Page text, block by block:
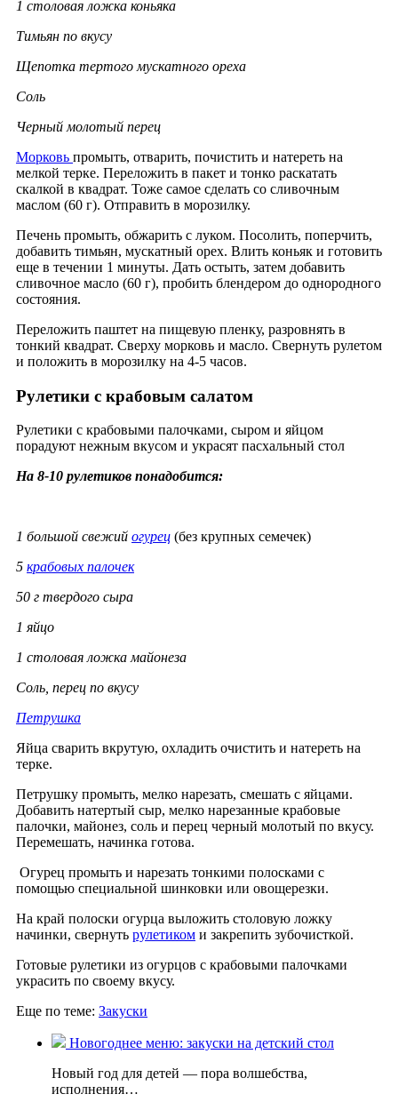
1 столовая ложка коньяка
Тимьян по вкусу
Щепотка тертого мускатного ореха
Соль
Черный молотый перец
Морковь промыть, отварить, почистить и натереть на
мелкой терке. Переложить в пакет и тонко раскатать
скалкой в квадрат. Тоже самое сделать со сливочным
маслом (60 г). Отправить в морозилку.
Печень промыть, обжарить с луком. Посолить, поперчить,
добавить тимьян, мускатный орех. Влить коньяк и готовить
еще в течении 1 минуты. Дать остыть, затем добавить
сливочное масло (60 г), пробить блендером до однородного
состояния.
Переложить паштет на пищевую пленку, разровнять в
тонкий квадрат. Сверху морковь и масло. Свернуть рулетом
и положить в морозилку на 4-5 часов.
Рулетики с крабовым салатом
Рулетики с крабовыми палочками, сыром и яйцом
порадуют нежным вкусом и украсят пасхальный стол
На 8-10 рулетиков понадобится:
1 большой свежий огурец (без крупных семечек)
5 крабовых палочек
50 г твердого сыра
1 яйцо
1 столовая ложка майонеза
Соль, перец по вкусу
Петрушка
Яйца сварить вкрутую, охладить очистить и натереть на
терке.
Петрушку промыть, мелко нарезать, смешать с яйцами.
Добавить натертый сыр, мелко нарезанные крабовые
палочки, майонез, соль и перец черный молотый по вкусу.
Перемешать, начинка готова.
Огурец промыть и нарезать тонкими полосками с
помощью специальной шинковки или овощерезки.
На край полоски огурца выложить столовую ложку
начинки, свернуть рулетиком и закрепить зубочисткой.
Готовые рулетики из огурцов с крабовыми палочками
украсить по своему вкусу.
Еще по теме: Закуски
Новогоднее меню: закуски на детский стол
Новый год для детей — пора волшебства,
исполнения…